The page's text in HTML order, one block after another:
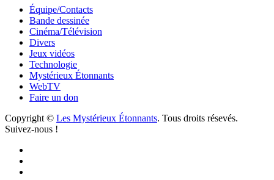
Équipe/Contacts
Bande dessinée
Cinéma/Télévision
Divers
Jeux vidéos
Technologie
Mystérieux Étonnants
WebTV
Faire un don
Copyright © Les Mystérieux Étonnants. Tous droits résevés.
Suivez-nous !